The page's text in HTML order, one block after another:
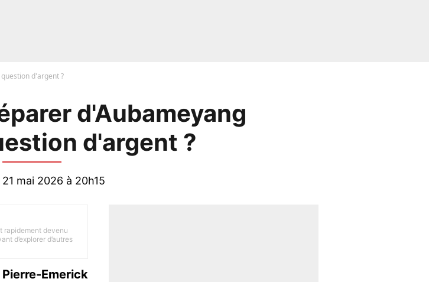
d'argent ?
d'Aubameyang
d'argent ?
21 mai 2026 à 20h15
rapidement devenu
d’explorer d’autres
Emerick